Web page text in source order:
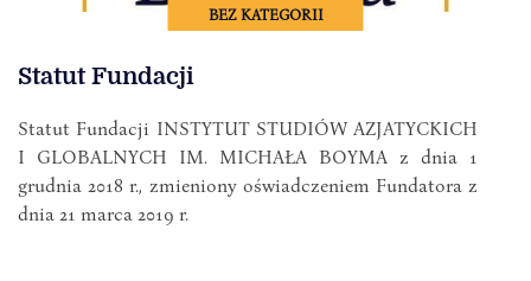
BEZ KATEGORII
Statut Fundacji
Statut Fundacji INSTYTUT STUDIÓW AZJATYCKICH
I GLOBALNYCH IM. MICHAŁA BOYMA z dnia 1
grudnia 2018 r., zmieniony oświadczeniem Fundatora z
dnia 21 marca 2019 r.